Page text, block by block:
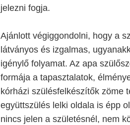
jelezni fogja.
Ajánlott végiggondolni, hogy a
látványos és izgalmas,
igénylő folyamat. Az apa
formája a tapasztalatok,
kórházi szülésfelkészítők zöme
együttszülés lelki oldala is épp
nincs jelen a születésnél, nem